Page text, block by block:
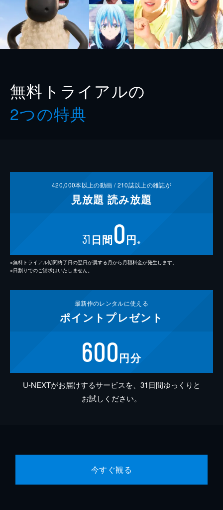
無料トライアルの
2つの特典
420,000本以上の動画 /210誌以上の雑誌が
見放題 読み放題
31 日間0円 ※
※無料トライアル期間終了日の翌日が属する月から月額料金が発生します。
※日割りでのご請求はいたしません。
最新作のレンタルに使える
ポイント プレゼント
600円分
U-NEXTがお届けするサービスを、31日間ゆっくりと
お試しください。
今すぐ観る